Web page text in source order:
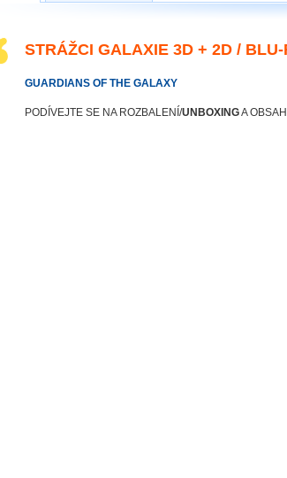
STRÁŽCI GALAXIE 3D + 2D /
GUARDIANS OF THE GALAXY
PODÍVEJTE SE NA ROZBALENÍ/UNBOXINGA